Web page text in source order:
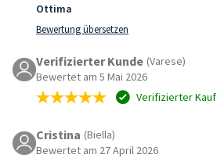
Ottima
Bewertung übersetzen
Verifizierter Kunde (Varese)
Bewertet am 5 Mai 2026
Verifizierter Kauf
Cristina (Biella)
Bewertet am 27 April 2026